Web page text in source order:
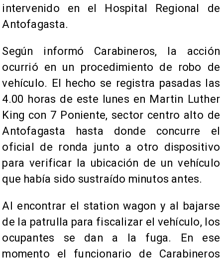
intervenido en el Hospital Regional de
Antofagasta.
Según informó Carabineros, la acción
ocurrió en un procedimiento de robo de
vehículo. El hecho se registra pasadas las
4.00 horas de este lunes en Martin Luther
King con 7 Poniente, sector centro alto de
Antofagasta hasta donde concurre el
oficial de ronda junto a otro dispositivo
para verificar la ubicación de un vehículo
que había sido sustraído minutos antes.
Al encontrar el station wagon y al bajarse
de la patrulla para fiscalizar el vehículo, los
ocupantes se dan a la fuga. En ese
momento el funcionario de Carabineros